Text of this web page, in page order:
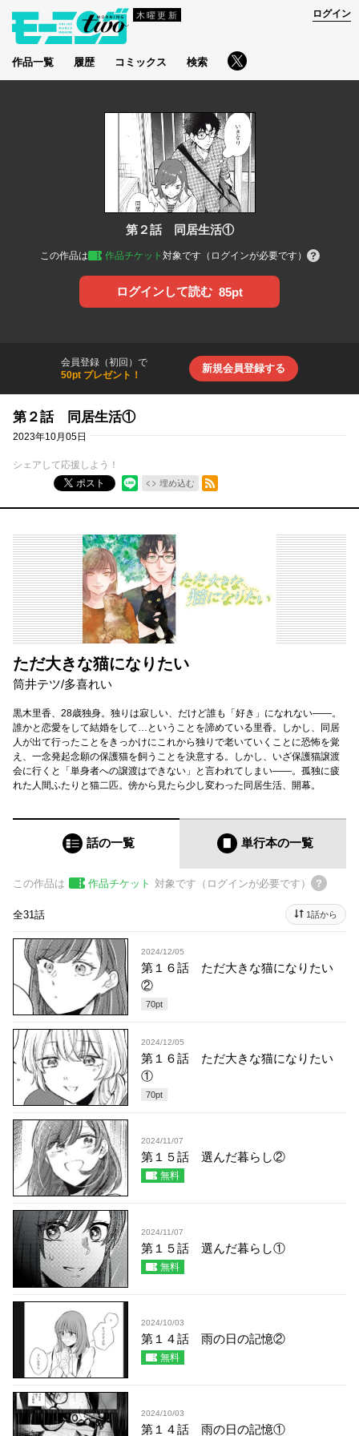
木曜更新
作品一覧 履歴 コミックス 検索
ログイン
第２話 同居生活①
この作品は 作品チケット 対象です（ログインが必要です）
ログインして読む 85pt
会員登録（初回）で
50pt プレゼント！
新規会員登録する
第２話 同居生活①
2023年10月05日
シェアして応援しよう！
ポスト
埋め込む
RSSフィード
ただ大きな猫になりたい
筒井テツ/多喜れい
黒木里香、28歳独身。独りは寂しい、だけど誰も「好き」になれない――。
誰かと恋愛をして結婚をして…ということを諦めている里香。しかし、同居
人が出て行ったことをきっかけにこれから独りで老いていくことに恐怖を覚
え、一念発起念願の保護猫を飼うことを決意する。しかし、いざ保護猫譲渡
会に行くと「単身者への譲渡はできない」と言われてしまい――。孤独に疲
れた人間ふたりと猫二匹。傍から見たら少し変わった同居生活、開幕。
話の一覧 単行本の一覧
この作品は 作品チケット 対象です（ログインが必要です）
全31話 1話から
2024/12/05
第１６話 ただ大きな猫になりたい
②
70pt
2024/12/05
第１６話 ただ大きな猫になりたい
①
70pt
2024/11/07
第１５話 選んだ暮らし②
無料
2024/11/07
第１５話 選んだ暮らし①
無料
2024/10/03
第１４話 雨の日の記憶②
無料
2024/10/03
第１４話 雨の日の記憶①